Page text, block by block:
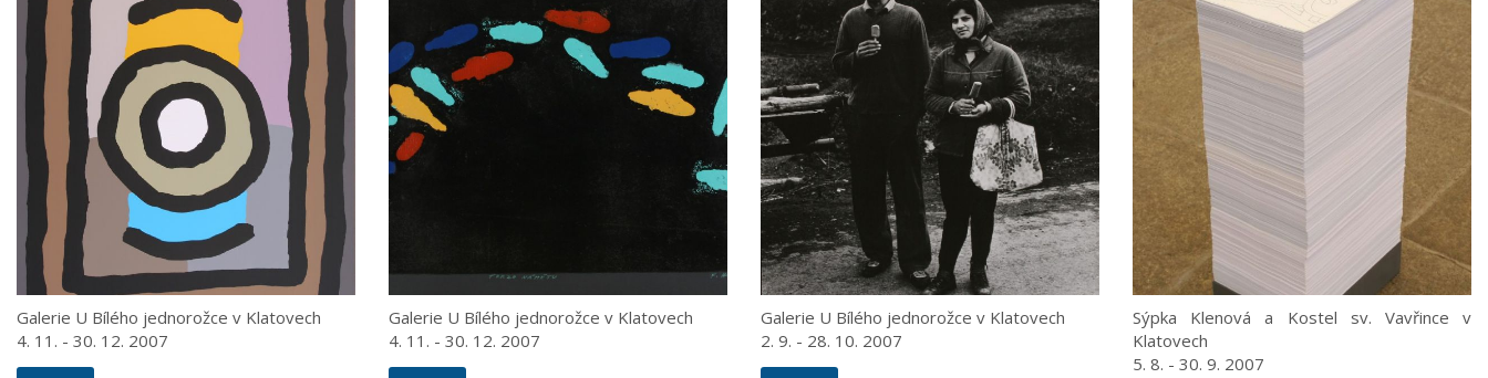
Galerie U Bílého jednorožce v Klatovech
4. 11. - 30. 12. 2007
Galerie U Bílého jednorožce v Klatovech
4. 11. - 30. 12. 2007
Galerie U Bílého jednorožce v Klatovech
2. 9. - 28. 10. 2007
Sýpka Klenová a Kostel sv. Vavřince v
Klatovech
5. 8. - 30. 9. 2007